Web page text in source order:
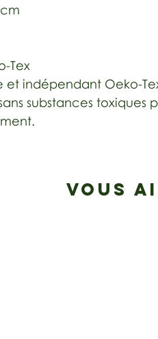
Tex
indépendant Oeko-
substances toxiques
VOUS